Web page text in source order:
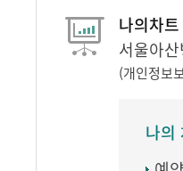
나의차트
서울아
(개인정보
나의